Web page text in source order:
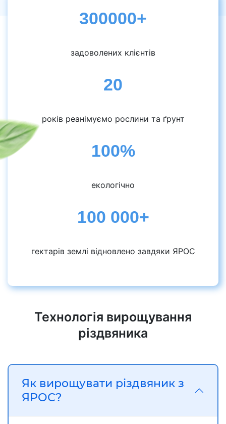
300000+
задоволених клієнтів
20
років реанімуємо рослини та ґрунт
100%
екологічно
100 000+
гектарів землі відновлено завдяки ЯРОС
Технологія вирощування
різдвяника
Як вирощувати різдвяник з
ЯРОС?